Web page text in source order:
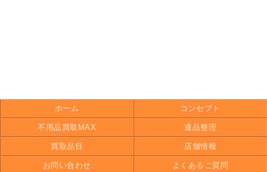
ホーム コンセプト
不用品買取MAX 遺品整理
買取品目 店舗情報
お問い合わせ よくあるご質問